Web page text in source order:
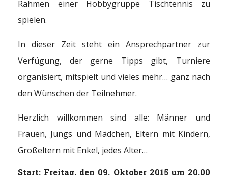
Rahmen einer Hobbygruppe Tischtennis zu
spielen.
In dieser Zeit steht ein Ansprechpartner zur
Verfügung, der gerne Tipps gibt, Turniere
organisiert, mitspielt und vieles mehr… ganz nach
den Wünschen der Teilnehmer.
Herzlich willkommen sind alle: Männer und
Frauen, Jungs und Mädchen, Eltern mit Kindern,
Großeltern mit Enkel, jedes Alter…
Start: Freitag, den 09. Oktober 2015 um 20.00